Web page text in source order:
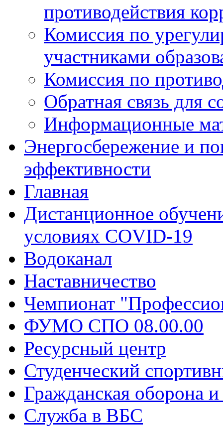
противодействия
Комиссия по
участниками
Комиссия по
Обратная связь для
Информационные
Энергосбережение и
эффективности
Главная
Дистанционное
условиях COVID-19
Водоканал
Наставничество
Чемпионат
ФУМО СПО 08.00.00
Ресурсный центр
Студенческий
Гражданская оборона
Служба в ВБС